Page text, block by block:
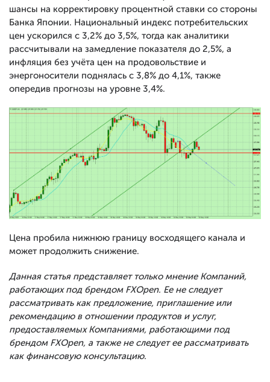
шансы на корректировку процентной ставки со стороны
Банка Японии. Национальный индекс потребительских
цен ускорился с 3,2% до 3,5%, тогда как аналитики
рассчитывали на замедление показателя до 2,5%, а
инфляция без учёта цен на продовольствие и
энергоносители поднялась с 3,8% до 4,1%, также
опередив прогнозы на уровне 3,4%.
Цена пробила нижнюю границу восходящего канала и
может продолжить снижение.
Данная статья представляет только мнение Компаний,
работающих под брендом FXOpen. Ее не следует
рассматривать как предложение, приглашение или
рекомендацию в отношении продуктов и услуг,
предоставляемых Компаниями, работающими под
брендом FXOpen, а также не следует ее рассматривать
как финансовую консультацию.